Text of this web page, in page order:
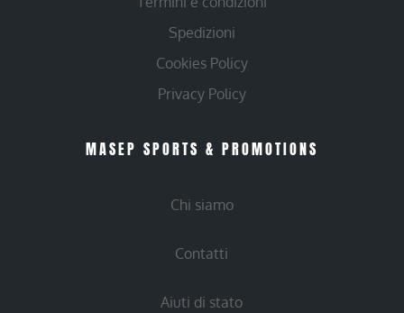
Spedizioni
Cookies Policy
Privacy Policy
MASEP SPORTS & PROMOTIONS
Chi siamo
Contatti
Aiuti di stato